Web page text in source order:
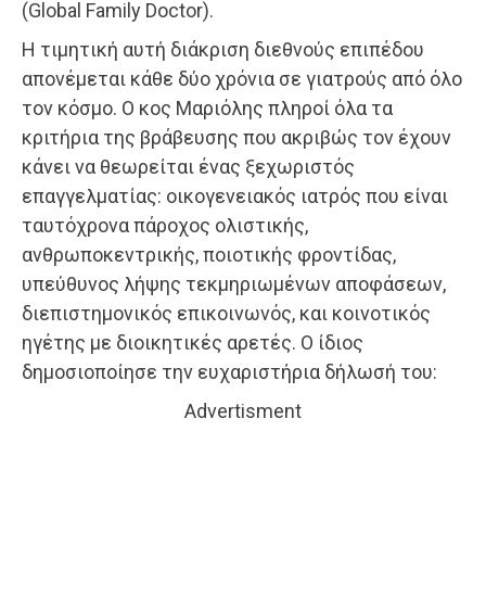
(Global Family Doctor).
Η τιμητική αυτή διάκριση διεθνούς επιπέδου
απονέμεται κάθε δύο χρόνια σε γιατρούς από όλο
τον κόσμο. Ο κος Μαριόλης πληροί όλα τα
κριτήρια της βράβευσης που ακριβώς τον έχουν
κάνει να θεωρείται ένας ξεχωριστός
επαγγελματίας: οικογενειακός ιατρός που είναι
ταυτόχρονα πάροχος ολιστικής,
ανθρωποκεντρικής, ποιοτικής φροντίδας,
υπεύθυνος λήψης τεκμηριωμένων αποφάσεων,
διεπιστημονικός επικοινωνός, και κοινοτικός
ηγέτης με διοικητικές αρετές. Ο ίδιος
δημοσιοποίησε την ευχαριστήρια δήλωσή του:
Advertisment